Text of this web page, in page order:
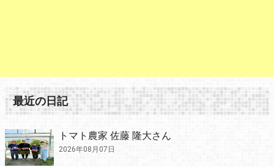
最近の日記
トマト農家 佐藤 隆大さん
2026年08月07日